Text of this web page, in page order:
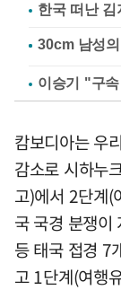
한국 떠난
이승기 "구
캄보디아는 우
감소로 시하누
고)에서 2단계(
국 국경 분쟁이
등 태국 접경 7
고 1단계(여행